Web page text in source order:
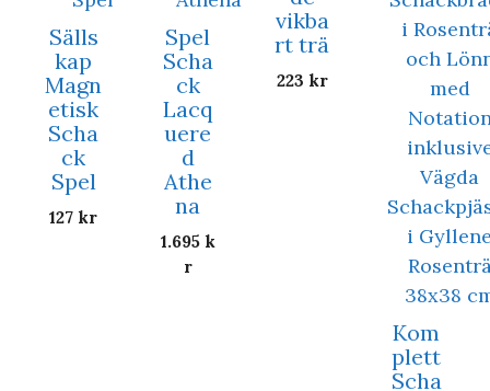
Sälls
kap
Magn
etisk
Scha
ck
Spel
127 kr
Spel
Scha
ck
Lacq
uere
d
Athe
na
1.695 k
r
vikba
rt trä
223 kr
Kom
plett
Scha